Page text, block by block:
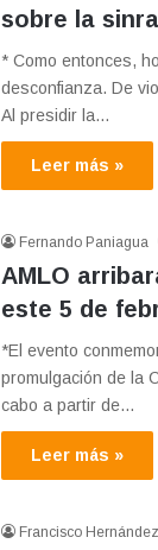
sobre la
* Como entonces,
desconfianza. De
Al presidir la…
Leer más »
Fernando Paniagua
AMLO
este 5 de
*El evento
promulgación de la
cabo a partir de…
Leer más »
Francisco Hernández